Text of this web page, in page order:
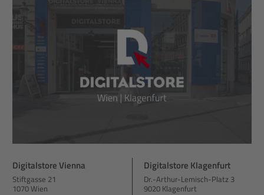
Digitalstore Vienna
Stiftgasse 21
1070 Wien
Digitalstore Klagenfurt
Dr.-Arthur-Lemisch-Platz 3
9020 Klagenfurt